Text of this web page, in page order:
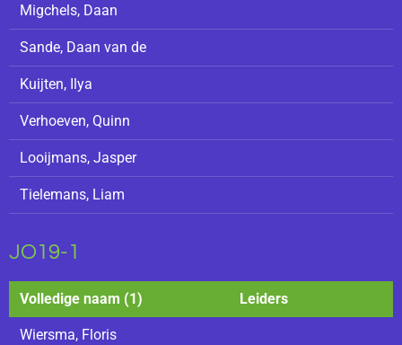
Migchels, Daan
Sande, Daan van de
Kuijten, Ilya
Verhoeven, Quinn
Looijmans, Jasper
Tielemans, Liam
JO19-1
Volledige naam (1) Leiders
Wiersma, Floris